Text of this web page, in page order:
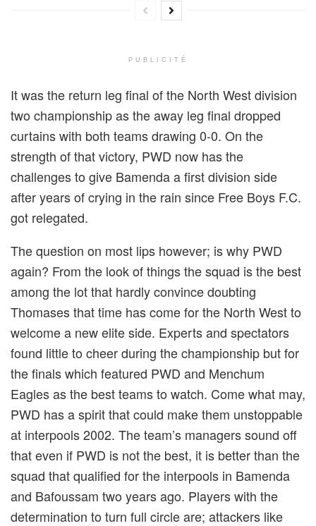
PUBLICITÉ
It was the return leg final of the North West division
two championship as the away leg final dropped
curtains with both teams drawing 0-0. On the
strength of that victory, PWD now has the
challenges to give Bamenda a first division side
after years of crying in the rain since Free Boys F.C.
got relegated.
The question on most lips however; is why PWD
again? From the look of things the squad is the best
among the lot that hardly convince doubting
Thomases that time has come for the North West to
welcome a new elite side. Experts and spectators
found little to cheer during the championship but for
the finals which featured PWD and Menchum
Eagles as the best teams to watch. Come what may,
PWD has a spirit that could make them unstoppable
at interpools 2002. The team’s managers sound off
that even if PWD is not the best, it is better than the
squad that qualified for the interpools in Bamenda
and Bafoussam two years ago. Players with the
determination to turn full circle are; attackers like